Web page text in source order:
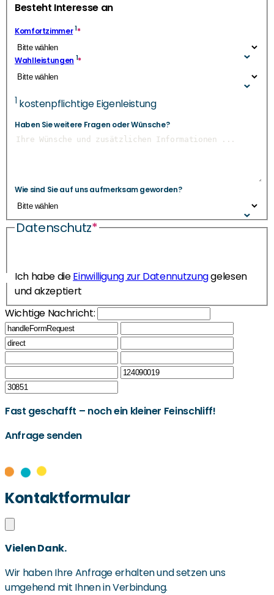
Besteht Interesse an
Komfortzimmer1*
Wahlleistungen 1*
1 kostenpflichtige Eigenleistung
Haben Sie weitere Fragen oder Wünsche?
Wie sind Sie auf uns aufmerksam geworden?
Datenschutz*
Ich habe dieEinwilligung zur Datennutzunggelesen
und akzeptiert
Wichtige Nachricht:
Fast geschafft – noch ein kleiner Feinschliff!
Anfrage senden
Kontaktformular
Vielen Dank.
Wir haben Ihre Anfrage erhalten und setzen uns
umgehend mit Ihnen in Verbindung.